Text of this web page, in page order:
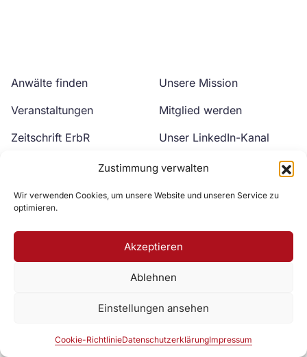
Zustimmung verwalten
Wir verwenden Cookies, um unsere Website und unseren Service zu
optimieren.
Akzeptieren
Ablehnen
Einstellungen ansehen
Cookie-RichtlinieDatenschutzerklärungImpressum
Anwälte finden
Veranstaltungen
Zeitschrift ErbR
Unsere Mission
Mitglied werden
Unser LinkedIn-Kanal
Unser YouTube-Kanal
Zur DAV Webseite